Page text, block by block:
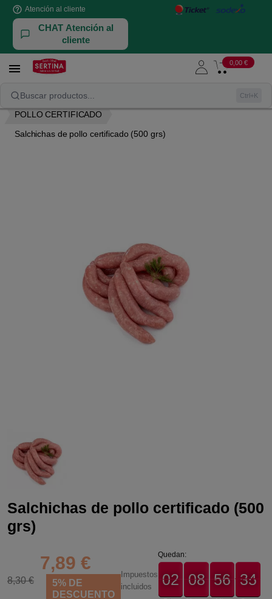
help_outline Atención al cliente
CHAT Atención al
cliente
 0,00 €
Buscar productos... Ctrl+K
NUESTRAS AVES Y CONEJOS
POLLO CERTIFICADO
Salchichas de pollo certificado (500 grs)
Salchichas de pollo certificado (500
grs)
8,30 €
7,89 €
5% DE
DESCUENTO
Impuestos
incluidos
Quedan:
02
02
00 08
08
00 56
56
00 34
34
35